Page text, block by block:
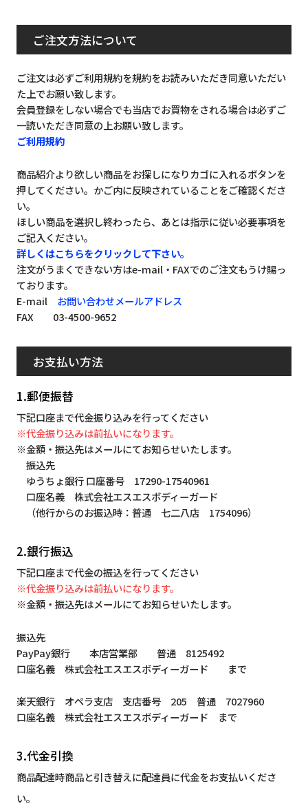
ご注文方法について
ご注文は必ずご利用規約を規約をお読みいただき同意いただい
た上でお願い致します。
会員登録をしない場合でも当店でお買物をされる場合は必ずご
一読いただき同意の上お願い致します。
ご利用規約
商品紹介より欲しい商品をお探しになりカゴに入れるボタンを
押してください。かご内に反映されていることをご確認くださ
い。
ほしい商品を選択し終わったら、あとは指示に従い必要事項を
ご記入ください。
詳しくはこちらをクリックして下さい。
注文がうまくできない方はe-mail・FAXでのご注文もうけ賜っ
ております。
E-mail お問い合わせメールアドレス
FAX 03-4500-9652
お支払い方法
1.郵便振替
下記口座まで代金振り込みを行ってください
※代金振り込みは前払いになります。
※金額・振込先はメールにてお知らせいたします。
振込先
ゆうちょ銀行 口座番号 17290-17540961
口座名義 株式会社エスエスボディーガード
（他行からのお振込時：普通 七二八店 1754096）
2.銀行振込
下記口座まで代金の振込を行ってください
※代金振り込みは前払いになります。
※金額・振込先はメールにてお知らせいたします。
振込先
PayPay銀行 本店営業部 普通 8125492
口座名義 株式会社エスエスボディーガード まで
楽天銀行 オペラ支店 支店番号 205 普通 7027960
口座名義 株式会社エスエスボディーガード まで
3.代金引換
商品配達時商品と引き替えに配達員に代金をお支払いくださ
い。